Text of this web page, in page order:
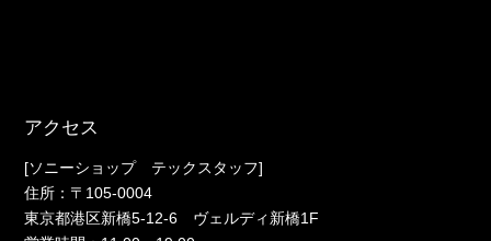
アクセス
[ソニーショップ テックスタッフ]
住所：〒105-0004
東京都港区新橋5-12-6 ヴェルディ新橋1F